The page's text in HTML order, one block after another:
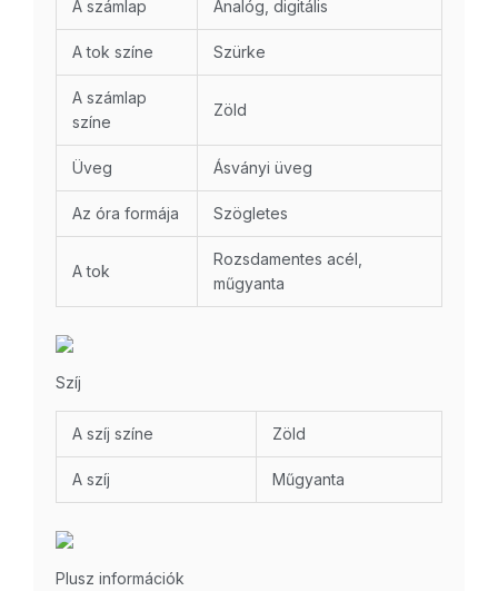
A számlap Analóg, digitális
A tok színe Szürke
A számlap
színe
Zöld
Üveg Ásványi üveg
Az óra formája Szögletes
A tok
Rozsdamentes acél,
műgyanta
Szíj
A szíj színe Zöld
A szíj Műgyanta
Plusz információk